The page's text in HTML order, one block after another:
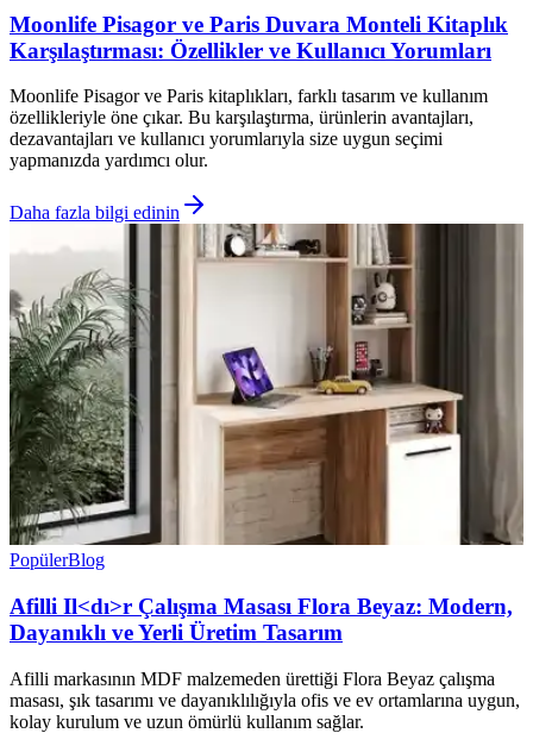
Moonlife Pisagor ve Paris Duvara Monteli Kitaplık
Karşılaştırması: Özellikler ve Kullanıcı Yorumları
Moonlife Pisagor ve Paris kitaplıkları, farklı tasarım ve kullanım
özellikleriyle öne çıkar. Bu karşılaştırma, ürünlerin avantajları,
dezavantajları ve kullanıcı yorumlarıyla size uygun seçimi
yapmanızda yardımcı olur.
Daha fazla bilgi edinin
PopülerBlog
Afilli Il<dı>r Çalışma Masası Flora Beyaz: Modern,
Dayanıklı ve Yerli Üretim Tasarım
Afilli markasının MDF malzemeden ürettiği Flora Beyaz çalışma
masası, şık tasarımı ve dayanıklılığıyla ofis ve ev ortamlarına uygun,
kolay kurulum ve uzun ömürlü kullanım sağlar.